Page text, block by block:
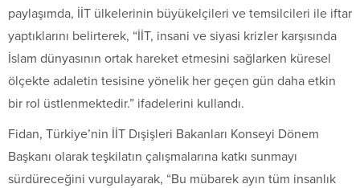
paylaşımda, İİT ülkelerinin büyükelçileri ve temsilcileri ile iftar
yaptıklarını belirterek, “İİT, insani ve siyasi krizler karşısında
İslam dünyasının ortak hareket etmesini sağlarken küresel
ölçekte adaletin tesisine yönelik her geçen gün daha etkin
bir rol üstlenmektedir.” ifadelerini kullandı.
Fidan, Türkiye’nin İİT Dışişleri Bakanları Konseyi Dönem
Başkanı olarak teşkilatın çalışmalarına katkı sunmayı
sürdüreceğini vurgulayarak, “Bu mübarek ayın tüm insanlık